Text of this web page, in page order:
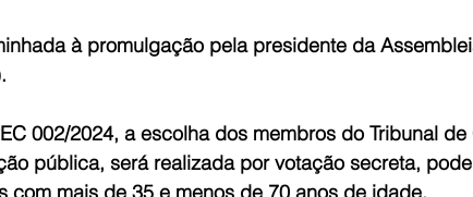
à promulgação pela presidente da
002/2024, a escolha dos membros do Tribunal
pública, será realizada por votação secreta,
com mais de 35 e menos de 70 anos de idade.